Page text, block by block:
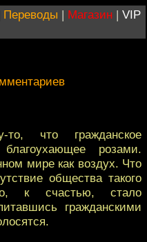
Переводы | Магазин | VIP
то, что гражданское
розами.
мире как воздух. Что
общества такого
к счастью, стало
гражданскими